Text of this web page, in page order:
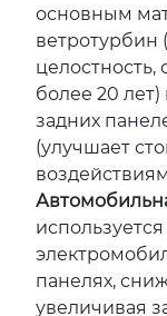
основным
ветротурбин
более 20
задних
(улучшает
панелях,
увеличивая